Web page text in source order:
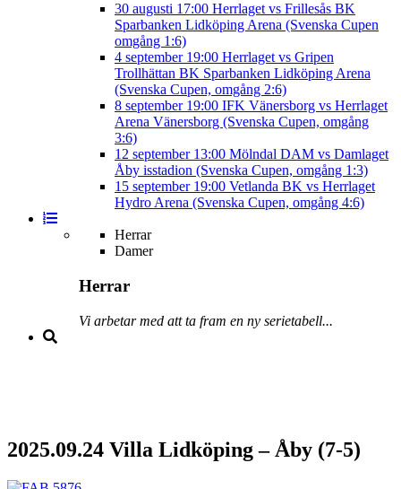
30 augusti 17:00 Herrlaget vs Frillesås BK
Sparbanken Lidköping Arena (Svenska Cupen
omgång 1:6)
4 september 19:00 Herrlaget vs Gripen
Trollhättan BK Sparbanken Lidköping Arena
(Svenska Cupen, omgång 2:6)
8 september 19:00 IFK Vänersborg vs Herrlaget
Arena Vänersborg (Svenska Cupen, omgång
3:6)
12 september 13:00 Mölndal DAM vs Damlaget
Åby isstadion (Svenska Cupen, omgång 1:3)
15 september 19:00 Vetlanda BK vs Herrlaget
Hydro Arena (Svenska Cupen, omgång 4:6)
Herrar
Damer
Herrar
Vi arbetar med att ta fram en ny serietabell...
2025.09.24 Villa Lidköping – Åby (7-5)